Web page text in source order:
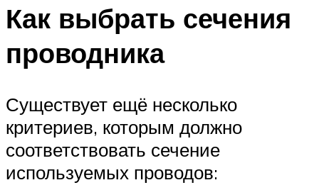
Как выбрать сечения
проводника
Существует ещё несколько
критериев, которым должно
соответствовать сечение
используемых проводов: